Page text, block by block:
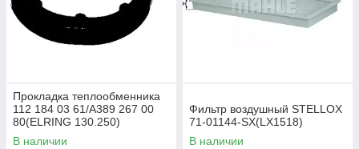
Прокладка теплообменника
112 184 03 61/A389 267 00
80(ELRING 130.250)
В наличии
Фильтр воздушный STELLOX
71-01144-SX(LX1518)
В наличии